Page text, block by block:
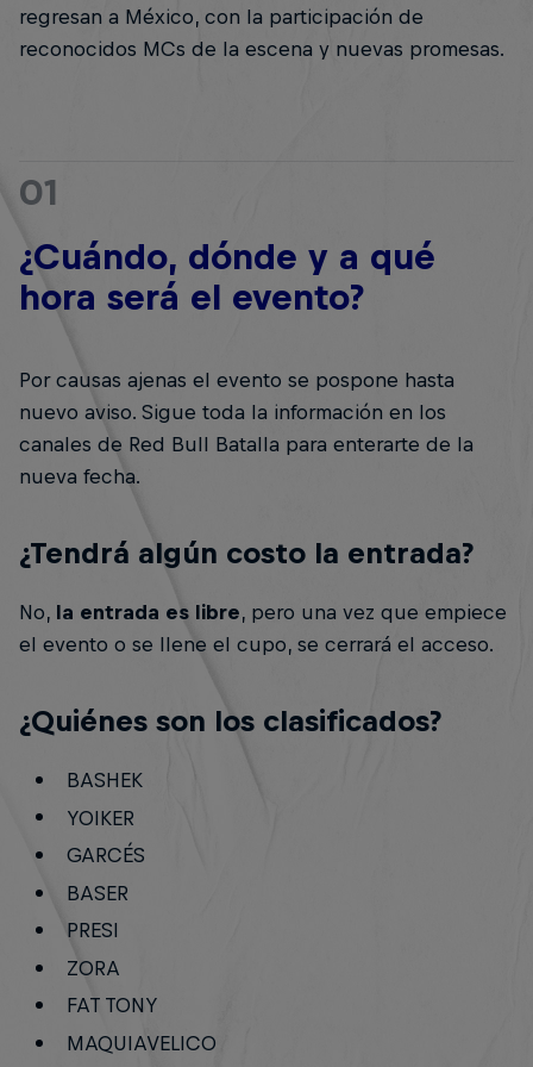
regresan a México, con la participación de
reconocidos MCs de la escena y nuevas promesas.
01
¿Cuándo, dónde y a qué
hora será el evento?
Por causas ajenas el evento se pospone hasta
nuevo aviso. Sigue toda la información en los
canales de Red Bull Batalla para enterarte de la
nueva fecha.
¿Tendrá algún costo la entrada?
No, la entrada es libre, pero una vez que empiece
el evento o se llene el cupo, se cerrará el acceso.
¿Quiénes son los clasificados?
BASHEK
YOIKER
GARCÉS
BASER
PRESI
ZORA
FAT TONY
MAQUIAVELICO